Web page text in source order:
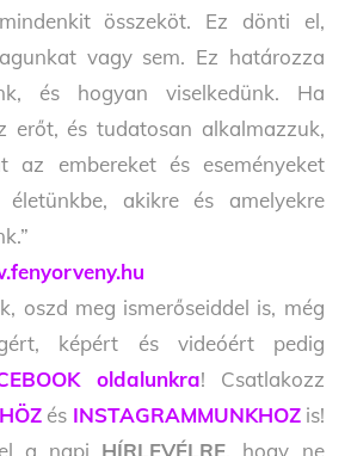
összeköt. Ez dönti el,
vagy sem. Ez határozza
és hogyan viselkedünk. Ha
erőt, és tudatosan alkalmazzuk,
az embereket és eseményeket
akikre és amelyekre
oszd meg ismerőseiddel is, még
képért és videóért pedig
oldalunkra! Csatlakozz
és INSTAGRAMMUNKHOZis!
a napi HÍRLEVÉLRE, hogy ne